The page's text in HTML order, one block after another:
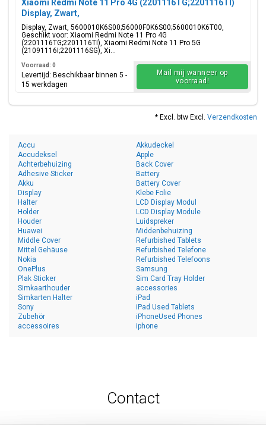
Xiaomi Redmi Note 11 Pro 4G (2201116TG;2201116TI)
Display, Zwart,
5600010K6S00;56000F0K6S00;5600010K6T00
Display, Zwart, 5600010K6S00;56000F0K6S00;5600010K6T00,
Geschikt voor: Xiaomi Redmi Note 11 Pro 4G
(2201116TG;2201116TI), Xiaomi Redmi Note 11 Pro 5G
(21091116I;2201116SG), Xi...
Voorraad: 0
Levertijd: Beschikbaar binnen 5 -
15 werkdagen
Mail mij wanneer op
voorraad!
* Excl. btw Excl. Verzendkosten
Accu
Accudeksel
Achterbehuizing
Adhesive Sticker
Akku
Akkudeckel
Apple
Back Cover
Battery
Battery Cover
Display
Halter
Holder
Houder
Huawei
Klebe Folie
LCD Display Modul
LCD Display Module
Luidspreker
Middenbehuizing
Middle Cover
Mittel Gehäuse
Nokia
OnePlus
Plak Sticker
Refurbished Tablets
Refurbished Telefone
Refurbished Telefoons
Samsung
Sim Card Tray Holder
Simkaarthouder
Simkarten Halter
Sony
Zubehör
accessoires
accessories
iPad
iPad Used Tablets
iPhoneUsed Phones
iphone
Contact